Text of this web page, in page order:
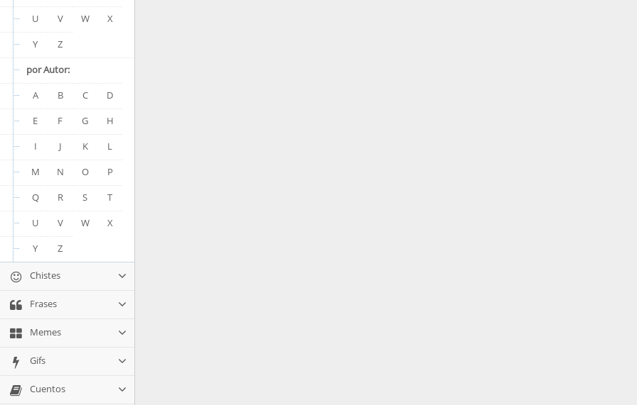
U
V W
X
Y
Z
por Autor:
A
B C
D
E
F G
H
I
J K
L
M
N O
P
Q
R S
T
U
V W
X
Y
Z
Chistes
Frases
Memes
Gifs
Cuentos